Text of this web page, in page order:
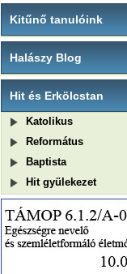
Kitűnő tanulóink
Halászy Blog
Hit és Erkölcstan
Katolikus
Református
Baptista
Hit gyülekezet